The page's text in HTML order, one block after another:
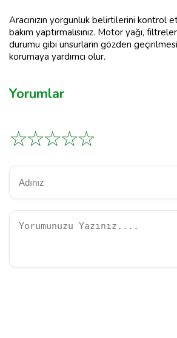
Aracınızın yorgunluk belirtilerini kontrol
bakım yaptırmalısınız. Motor yağı,
durumu gibi unsurların gözden geçirilmesi,
korumaya yardımcı olur.
Yorumlar
☆
☆
☆
☆
☆